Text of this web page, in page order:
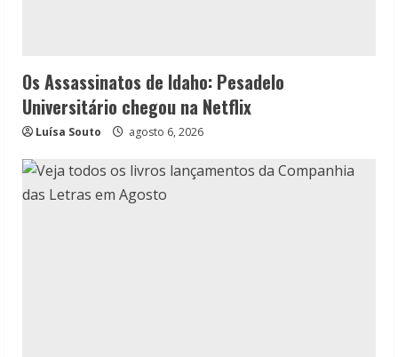
Os Assassinatos de Idaho: Pesadelo
Universitário chegou na Netflix
Luísa Souto agosto 6, 2026